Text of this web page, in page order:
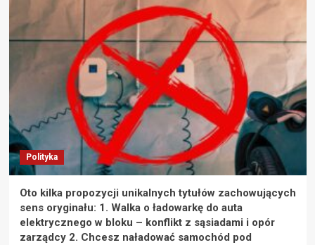
Polityka
Oto kilka propozycji unikalnych tytułów zachowujących
sens oryginału: 1. Walka o ładowarkę do auta
elektrycznego w bloku – konflikt z sąsiadami i opór
zarządcy 2. Chcesz naładować samochód pod